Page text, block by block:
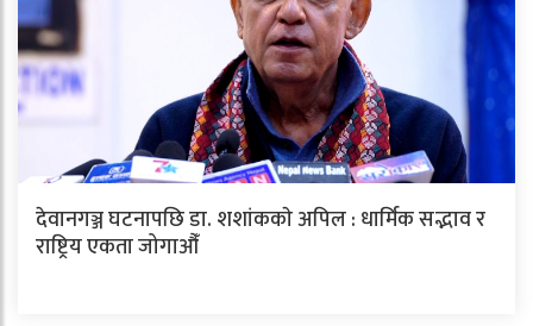
देवानगञ्ज घटनापछि डा. शशांककाे अपिल : धार्मिक सद्भाव र
राष्ट्रिय एकता जोगाऔँ